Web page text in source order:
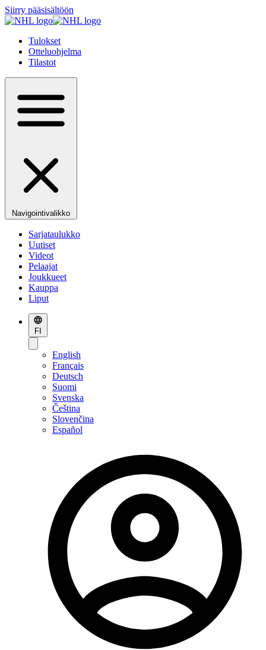
Siirry pääsisältöön
Tulokset
Otteluohjelma
Tilastot
Navigointivalikko
Sarjataulukko
Uutiset
Videot
Pelaajat
Joukkueet
Kauppa
Liput
FI
English
Français
Deutsch
Suomi
Svenska
Čeština
Slovenčina
Español